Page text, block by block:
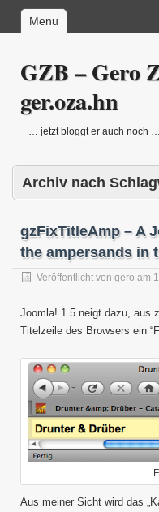
Menu
GZB – Gero
ger.oza.hn
… jetzt bloggt er auch noch …
Archiv nach
gzFixTitleAmp – A
the ampersands in
Veröffentlicht von gero am
Joomla! 1.5 neigt dazu, aus
Titelzeile des Browsers ein
Aus meiner Sicht wird das